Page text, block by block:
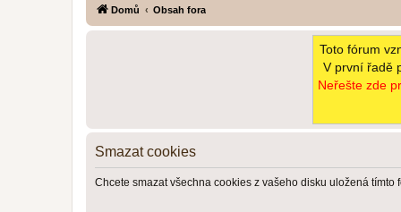
Domů Obsah fora
Toto fórum
V první řadě
Neřešte zde
Smazat cookies
Chcete smazat všechna cookies z vašeho disku uložená tímto